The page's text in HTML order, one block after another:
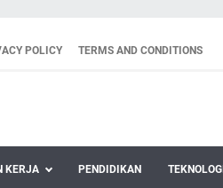
POLICY TERMS AND CONDITIONS
KERJA PENDIDIKAN TEKNOLOGI